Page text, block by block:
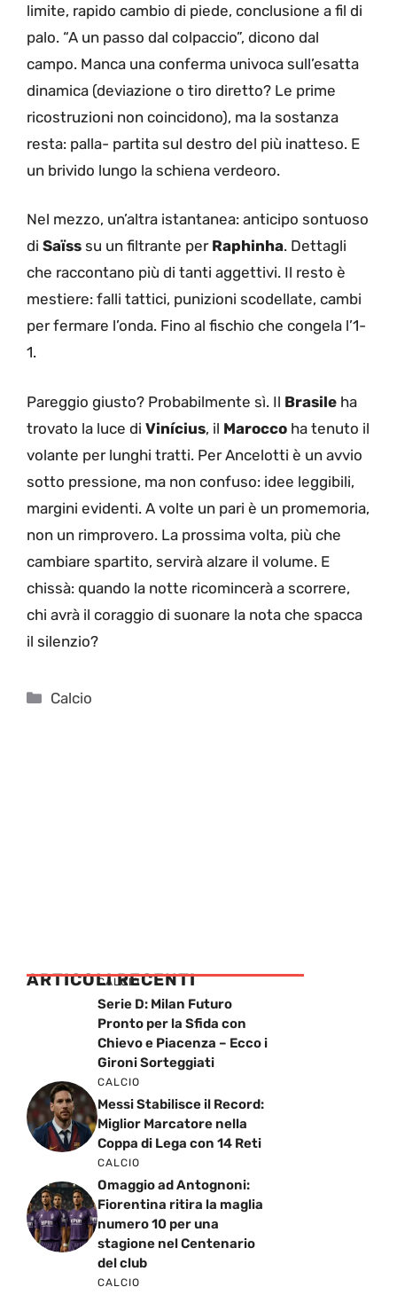
limite, rapido cambio di piede, conclusione a fil di
palo. “A un passo dal colpaccio”, dicono dal
campo. Manca una conferma univoca sull’esatta
dinamica (deviazione o tiro diretto? Le prime
ricostruzioni non coincidono), ma la sostanza
resta: palla- partita sul destro del più inatteso. E
un brivido lungo la schiena verdeoro.
Nel mezzo, un’altra istantanea: anticipo sontuoso
di Saïss su un filtrante per Raphinha. Dettagli
che raccontano più di tanti aggettivi. Il resto è
mestiere: falli tattici, punizioni scodellate, cambi
per fermare l’onda. Fino al fischio che congela l’1-
1.
Pareggio giusto? Probabilmente sì. Il Brasile ha
trovato la luce di Vinícius, il Marocco ha tenuto il
volante per lunghi tratti. Per Ancelotti è un avvio
sotto pressione, ma non confuso: idee leggibili,
margini evidenti. A volte un pari è un promemoria,
non un rimprovero. La prossima volta, più che
cambiare spartito, servirà alzare il volume. E
chissà: quando la notte ricomincerà a scorrere,
chi avrà il coraggio di suonare la nota che spacca
il silenzio?
Categorie
Calcio
ARTICOLI RECENTI
CALCIO
Serie D: Milan Futuro
Pronto per la Sfida con
Chievo e Piacenza – Ecco i
Gironi Sorteggiati
CALCIO
Messi Stabilisce il Record:
Miglior Marcatore nella
Coppa di Lega con 14 Reti
CALCIO
Omaggio ad Antognoni:
Fiorentina ritira la maglia
numero 10 per una
stagione nel Centenario
del club
CALCIO